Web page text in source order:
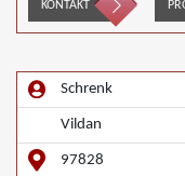
Wirtschaftsmediation
KONTAKT
Schrenk
Vildan
97828